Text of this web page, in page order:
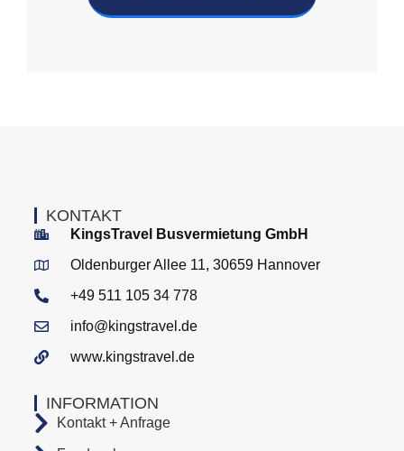
INFORMATION
Kontakt + Anfrage
KONTAKT
KingsTravel Busvermietung GmbH
Oldenburger Allee 11, 30659 Hannover
+49 511 105 34 778
info@kingstravel.de
www.kingstravel.de